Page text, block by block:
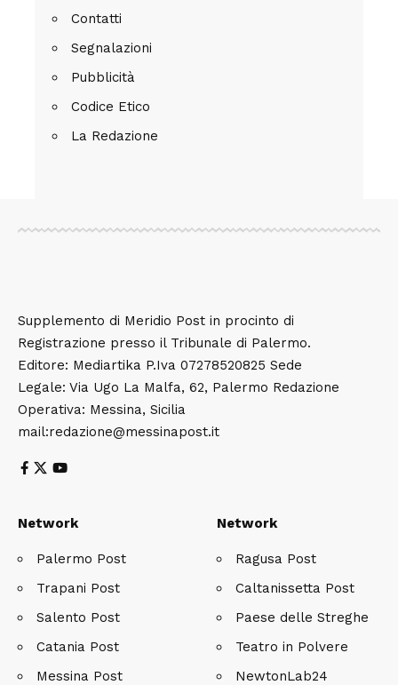
Contatti
Segnalazioni
Pubblicità
Codice Etico
La Redazione
Supplemento di Meridio Post in procinto di
Registrazione presso il Tribunale di Palermo.
Editore: Mediartika P.Iva 07278520825 Sede
Legale: Via Ugo La Malfa, 62, Palermo Redazione
Operativa: Messina, Sicilia
mail:redazione@messinapost.it
Network
Palermo Post
Trapani Post
Salento Post
Catania Post
Messina Post
Network
Ragusa Post
Caltanissetta Post
Paese delle Streghe
Teatro in Polvere
NewtonLab24